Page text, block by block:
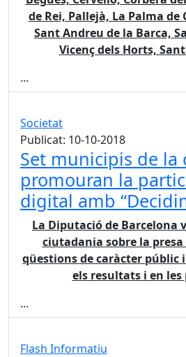
de Rei, Pallejà, La Palma de
Sant Andreu de la Barca,
Vicenç dels Horts,
...
Societat
Publicat: 10-10-2018
Set municipis de la
promouran la
digital amb
La Diputació de Barcelona
ciutadania sobre la presa
qüestions de caràcter públic
els resultats i en
...
Flash Informatiu